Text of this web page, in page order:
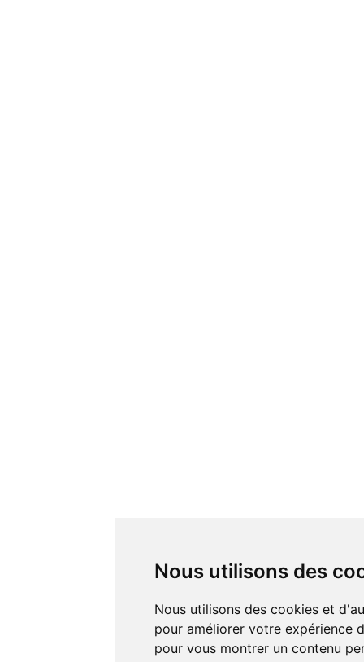
Nous utilisons des
Nous utilisons des cookies et d'autres technologies de suivi
pour améliorer votre expérience
pour vous montrer un contenu